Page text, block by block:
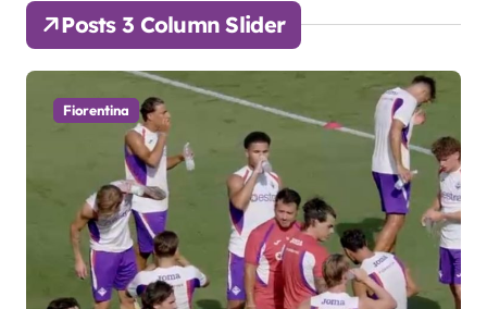
Posts 3 Column Slider
Fiorentina